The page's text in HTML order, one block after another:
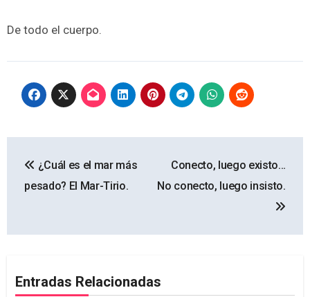
De todo el cuerpo.
de
¿Cuál es el mar más
pesado? El Mar-Tirio.
Conecto, luego existo…
No conecto, luego insisto.
Entradas Relacionadas